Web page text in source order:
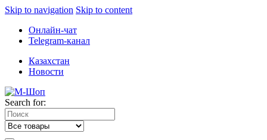
Skip to navigation Skip to content
Онлайн-чат
Telegram-канал
Казахстан
Новости
Search for: